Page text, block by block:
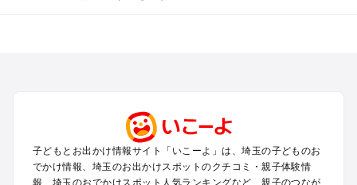
秩父・長瀞のプールお出かけ
川口・戸田・和光・朝霞のプールお出かけ
飯能・坂戸・東松山・日高のプールお出かけ
久喜・行田・加須・羽生のプールお出かけ
子どもとお出かけ情報サイト「いこーよ」は、埼玉の子どものお
でかけ情報、埼玉のお出かけスポットのクチコミ・親子体験情